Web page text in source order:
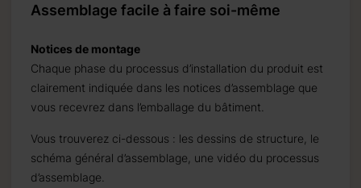
Assemblage facile à faire soi-même
Notices de montage
Chaque phase du processus d’installation du produit est
clairement indiquée dans les notices d’assemblage que
vous recevrez dans l’emballage du bâtiment.
Vous trouverez ci-dessous : les dessins de structure, le
schéma général d’assemblage, une vidéo du processus
d’assemblage.